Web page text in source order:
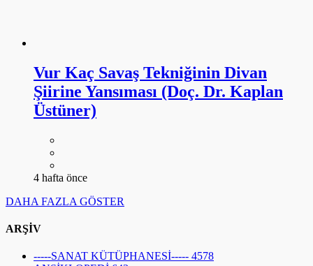
Vur Kaç Savaş Tekniğinin Divan
Şiirine Yansıması (Doç. Dr. Kaplan
Üstüner)
4 hafta önce
DAHA FAZLA GÖSTER
ARŞİV
-----SANAT KÜTÜPHANESİ----- 4578